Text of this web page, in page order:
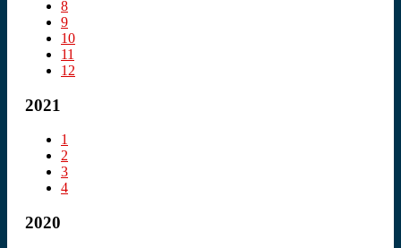
8
9
10
11
12
2021
1
2
3
4
2020